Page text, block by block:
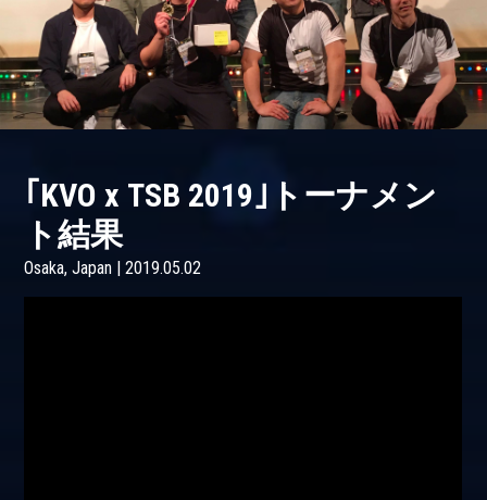
｢KVO x TSB 2019｣トーナメン
ト結果
Osaka, Japan | 2019.05.02